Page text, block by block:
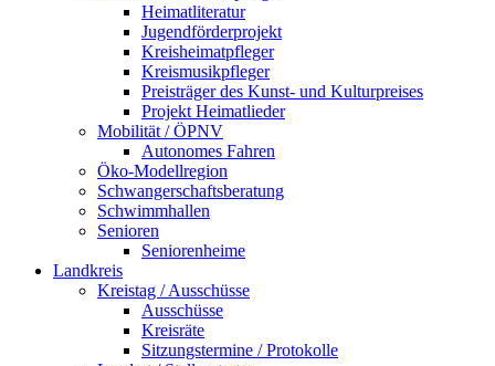
Heimatliteratur
Jugendförderprojekt
Kreisheimatpfleger
Kreismusikpfleger
Preisträger des Kunst- und Kulturpreises
Projekt Heimatlieder
Mobilität / ÖPNV
Autonomes Fahren
Öko-Modellregion
Schwangerschaftsberatung
Schwimmhallen
Senioren
Seniorenheime
Landkreis
Kreistag / Ausschüsse
Ausschüsse
Kreisräte
Sitzungstermine / Protokolle